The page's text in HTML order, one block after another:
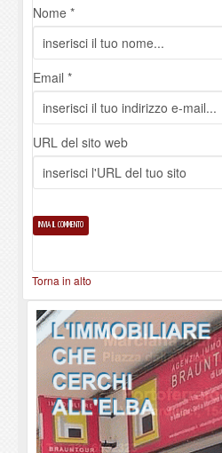
Nome *
Email *
URL del sito web
Torna in alto